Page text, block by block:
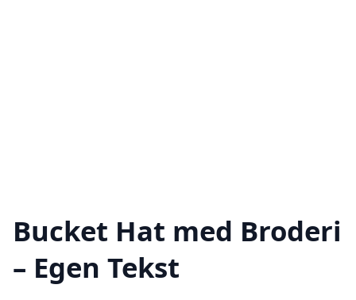
Bucket Hat med Broderi
– Egen Tekst